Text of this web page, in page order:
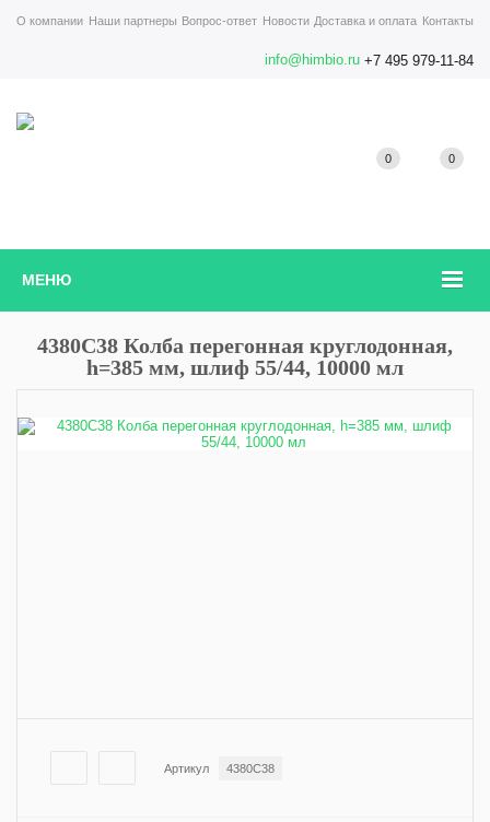
О компании Наши партнеры Вопрос-ответ Новости Доставка и оплата Контакты
info@himbio.ru +7 495 979-11-84
МЕНЮ
0 0
4380C38 Колба перегонная круглодонная,
h=385 мм, шлиф 55/44, 10000 мл
Артикул 4380C38